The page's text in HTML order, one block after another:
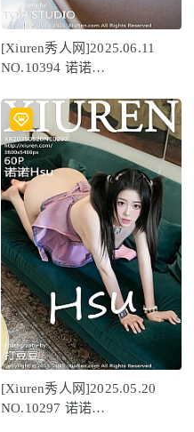
[Xiuren秀人网]2025.06.11
NO.10394 诺诺
[Xiuren秀人网]2025.05.20
NO.10297 诺诺